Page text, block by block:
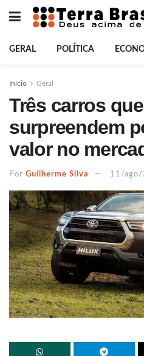
GERAL POLÍTICA
Início Geral
Três carros que
surpreendem
valor no
Por Guilherme Silva 11/ago/